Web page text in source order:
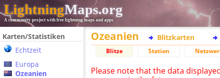
LightningMaps.org
A community project with free lightning maps and apps
Karten/Statistiken
Echtzeit
Europa
Ozeanien
Ozeanien Blitzkarten
Blitze Station
Please note that the data